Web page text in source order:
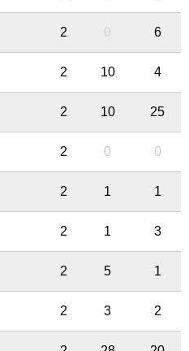
2 0 6
2 10 4
2 10 25
2 0 0
2 1 1
2 1 3
2 5 1
2 3 2